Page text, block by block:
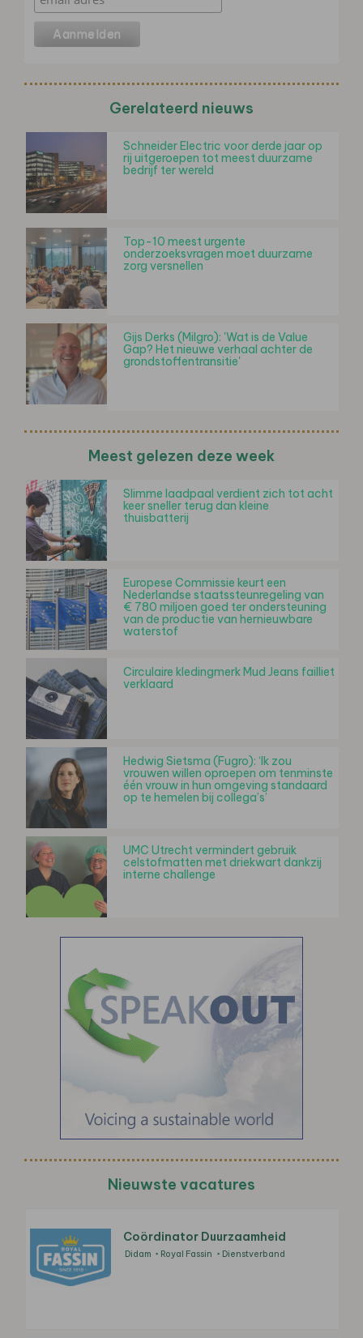
Gerelateerd nieuws
Schneider Electric voor derde jaar op
rij uitgeroepen tot meest duurzame
bedrijf ter wereld
Top-10 meest urgente
onderzoeksvragen moet duurzame
zorg versnellen
Gijs Derks (Milgro): 'Wat is de Value
Gap? Het nieuwe verhaal achter de
grondstoffentransitie'
Meest gelezen deze week
Slimme laadpaal verdient zich tot acht
keer sneller terug dan kleine
thuisbatterij
Europese Commissie keurt een
Nederlandse staatssteunregeling van
€ 780 miljoen goed ter ondersteuning
van de productie van hernieuwbare
waterstof
Circulaire kledingmerk Mud Jeans failliet
verklaard
Hedwig Sietsma (Fugro): ‘Ik zou
vrouwen willen oproepen om tenminste
één vrouw in hun omgeving standaard
op te hemelen bij collega’s’
UMC Utrecht vermindert gebruik
celstofmatten met driekwart dankzij
interne challenge
Nieuwste vacatures
Coördinator Duurzaamheid
Didam Royal Fassin Dienstverband